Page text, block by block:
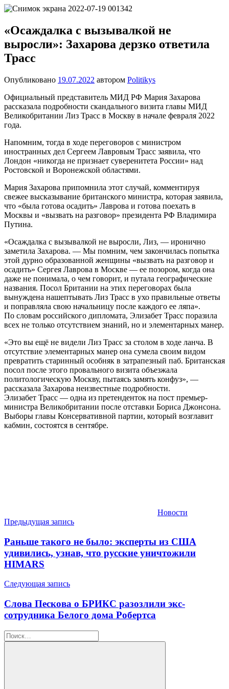
Перейти
содержимому
один
сайт
на
WordPress
«Осаждалка с вызывалкой не
выросли»: Захарова дерзко ответила
Трасс
Опубликовано 19.07.2022 автором Politikys
Официальный представитель МИД РФ Мария Захарова
рассказала подробности скандального визита главы МИД
Великобритании Лиз Трасс в Москву в начале февраля 2022
года.
Напомним, тогда в ходе переговоров с министром
иностранных дел Сергеем Лавровым Трасс заявила, что
Лондон «никогда не признает суверенитета России» над
Ростовской и Воронежской областями.
Мария Захарова припомнила этот случай, комментируя
свежее высказывание британского министра, которая заявила,
что «была готова осадить» Лаврова и готова поехать в
Москвы и «вызвать на разговор» президента РФ Владимира
Путина.
«Осаждалка с вызывалкой не выросли, Лиз, — иронично
заметила Захарова. — Мы помним, чем закончилась попытка
этой дурно образованной женщины «вызвать на разговор и
осадить» Сергея Лаврова в Москве — ее позором, когда она
даже не понимала, о чем говорит, и путала географические
названия. Посол Британии на этих переговорах была
вынуждена нашептывать Лиз Трасс в ухо правильные ответы
и поправляла свою начальницу после каждого ее ляпа».
По словам российского дипломата, Элизабет Трасс поразила
всех не только отсутствием знаний, но и элементарных манер.
«Это вы ещё не видели Лиз Трасс за столом в ходе ланча. В
отсутствие элементарных манер она сумела своим видом
превратить старинный особняк в затрапезный паб. Британская
посол после этого провального визита объезжала
политологическую Москву, пытаясь замять конфуз», —
рассказала Захарова неизвестные подробности.
Элизабет Трасс — одна из претенденток на пост премьер-
министра Великобритании после отставки Бориса Джонсона.
Выборы главы Консервативной партии, который возглавит
кабмин, состоятся в сентябре.
Новости
Навигация
по
записям
Предыдущая запись
Раньше такого не было: эксперты из США
удивились, узнав, что русские уничтожили
HIMARS
Следующая запись
Слова Пескова о БРИКС разозлили экс-
сотрудника Белого дома Робертса
Найти: